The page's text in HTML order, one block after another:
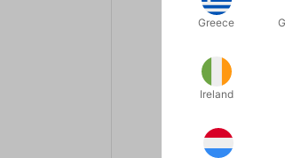
awesome.”
– Xavior
“It is unusual to
been forgotten.”
–
“I’ve never
Greece
Ireland